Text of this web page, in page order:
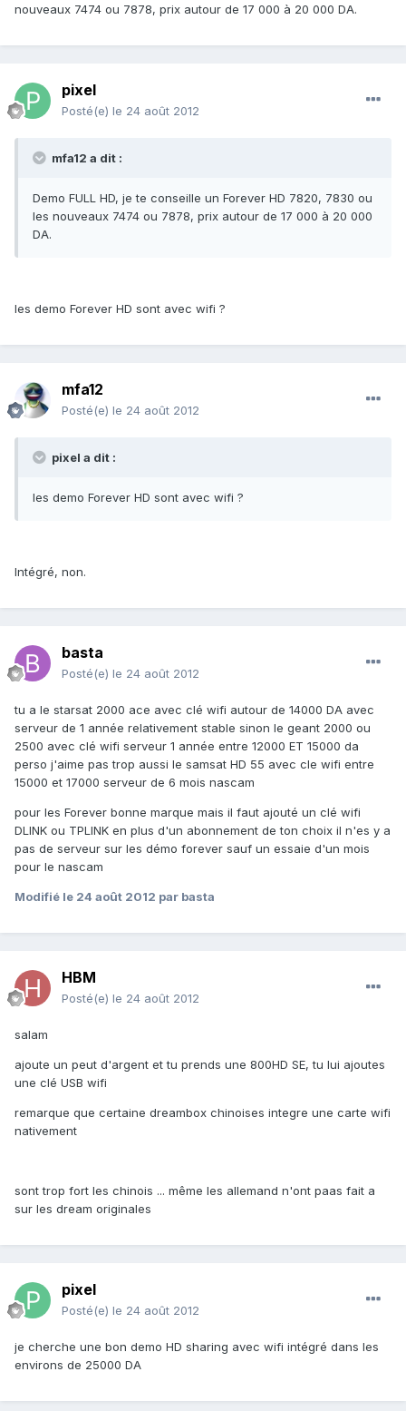
nouveaux 7474 ou 7878, prix autour de 17 000 à 20 000 DA.
pixel
Posté(e) le 24 août 2012
mfa12 a dit :
Demo FULL HD, je te conseille un Forever HD 7820, 7830 ou
les nouveaux 7474 ou 7878, prix autour de 17 000 à 20 000
DA.
les demo Forever HD sont avec wifi ?
mfa12
Posté(e) le 24 août 2012
pixel a dit :
les demo Forever HD sont avec wifi ?
Intégré, non.
basta
Posté(e) le 24 août 2012
tu a le starsat 2000 ace avec clé wifi autour de 14000 DA avec
serveur de 1 année relativement stable sinon le geant 2000 ou
2500 avec clé wifi serveur 1 année entre 12000 ET 15000 da
perso j'aime pas trop aussi le samsat HD 55 avec cle wifi entre
15000 et 17000 serveur de 6 mois nascam
pour les Forever bonne marque mais il faut ajouté un clé wifi
DLINK ou TPLINK en plus d'un abonnement de ton choix il n'es y a
pas de serveur sur les démo forever sauf un essaie d'un mois
pour le nascam
Modifié le 24 août 2012 par basta
HBM
Posté(e) le 24 août 2012
salam
ajoute un peut d'argent et tu prends une 800HD SE, tu lui ajoutes
une clé USB wifi
remarque que certaine dreambox chinoises integre une carte wifi
nativement
sont trop fort les chinois ... même les allemand n'ont paas fait a
sur les dream originales
pixel
Posté(e) le 24 août 2012
je cherche une bon demo HD sharing avec wifi intégré dans les
environs de 25000 DA